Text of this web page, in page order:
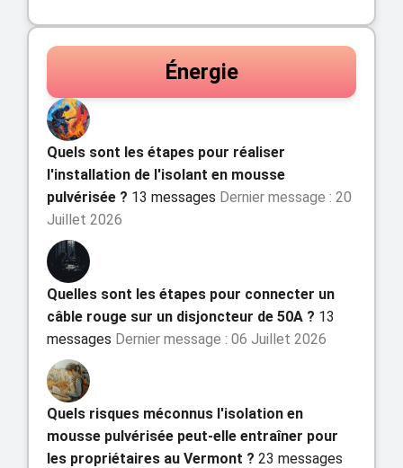
Énergie
Quels sont les étapes pour réaliser
l'installation de l'isolant en mousse
pulvérisée ? 13 messages Dernier message : 20
Juillet 2026
Quelles sont les étapes pour connecter un
câble rouge sur un disjoncteur de 50A ? 13
messages Dernier message : 06 Juillet 2026
Quels risques méconnus l'isolation en
mousse pulvérisée peut-elle entraîner pour
les propriétaires au Vermont ? 23 messages